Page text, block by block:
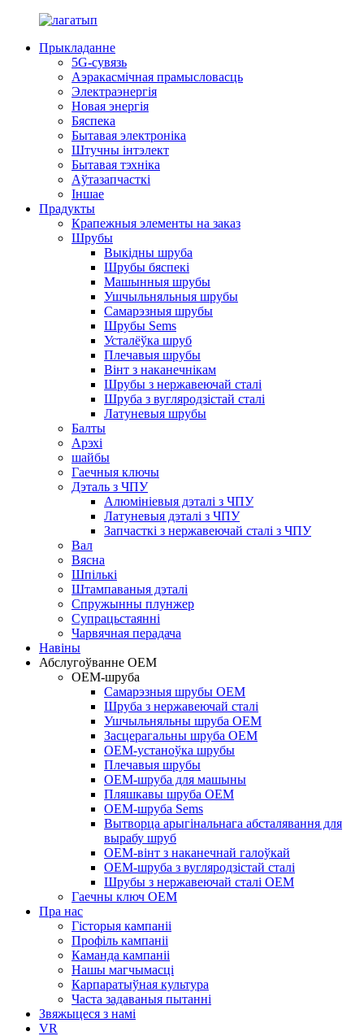
Прыкладанне
5G-сувязь
Аэракасмічная прамысловасць
Электраэнергія
Новая энергія
Бяспека
Бытавая электроніка
Штучны інтэлект
Бытавая тэхніка
Аўтазапчасткі
Іншае
Прадукты
Крапежныя элементы на заказ
Шрубы
Выкідны шруба
Шрубы бяспекі
Машынныя шрубы
Ушчыльняльныя шрубы
Самарэзныя шрубы
Шрубы Sems
Усталёўка шруб
Плечавыя шрубы
Вінт з наканечнікам
Шрубы з нержавеючай сталі
Шруба з вугляродзістай сталі
Латуневыя шрубы
Балты
Арэхі
шайбы
Гаечныя ключы
Дэталь з ЧПУ
Алюмініевыя дэталі з ЧПУ
Латуневыя дэталі з ЧПУ
Запчасткі з нержавеючай сталі з ЧПУ
Вал
Вясна
Шпількі
Штампаваныя дэталі
Спружынны плунжер
Супрацьстаянні
Чарвячная перадача
Навіны
Абслугоўванне OEM
OEM-шруба
Самарэзныя шрубы OEM
Шруба з нержавеючай сталі
Ушчыльняльны шруба OEM
Засцерагальны шруба OEM
OEM-устаноўка шрубы
Плечавыя шрубы
OEM-шруба для машыны
Пляшкавы шруба OEM
OEM-шруба Sems
Вытворца арыгінальнага абсталявання для
вырабу шруб
OEM-вінт з наканечнай галоўкай
OEM-шруба з вугляродзістай сталі
Шрубы з нержавеючай сталі OEM
Гаечны ключ OEM
Пра нас
Гісторыя кампаніі
Профіль кампаніі
Каманда кампаніі
Нашы магчымасці
Карпаратыўная культура
Часта задаваныя пытанні
Звяжыцеся з намі
VR